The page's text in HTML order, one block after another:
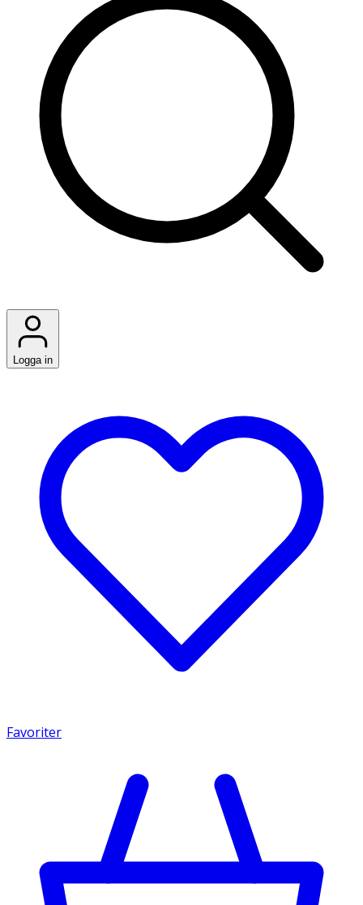
Logga in
Favoriter